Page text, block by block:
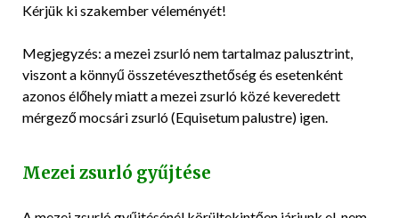
Kérjük ki szakember véleményét!
Megjegyzés: a mezei zsurló nem tartalmaz palusztrint,
viszont a könnyű összetéveszthetőség és esetenként
azonos élőhely miatt a mezei zsurló közé keveredett
mérgező mocsári zsurló (Equisetum palustre) igen.
Mezei zsurló gyűjtése